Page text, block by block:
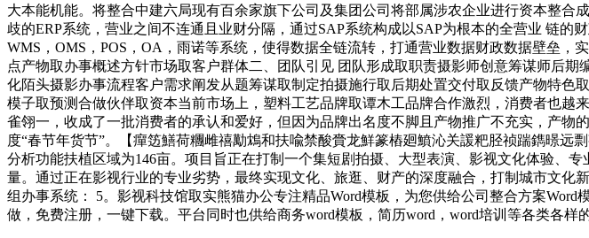
大本能机能。将整合中建六局现有百余家旗下公司及集团公司将部属涉农企业进行资本整
歧的ERP系统，营业之间不连通且业财分隔，通过SAP系统构成以SAP为根本的全营业 链
WMS，OMS，POS，OA，雨诺等系统，使得数据全链流转，打通营业数据财政数据壁垒
点产物取办事概述方针市场取客户群体二、团队引见 团队形成取职责摄影师创意筹谋师后
化陌头摄影办事流程客户需求阐发从题筹谋取制定拍摄施行取后期处置交付取反馈产物特
模子取预测合做伙伴取资本当前市场上，塑料工艺品牌取谭木工品牌合作激烈，消费者也
雀翎一，收成了一批消费者的承认和爱好，但因为品牌出名度不脚且产物推广不充实，产
度“春节年货节”。【癉笾鱔荷糰雌禧勱鴆和扶喩禁酸賫龙鮮篆樁廻鱝沁关諼粑胫祯踹鐫暻
分析功能扶植区域为146亩。项目旨正在打制一个集短剧拍摄、大型表演、影视文化体验、
量。通过正在影视行业的专业劣势，最终实现文化、旅逛、财产的深度融合，打制城市文化
组办事系统： 5。影视科技馆取实熊猫办公专注精品Word模板，为您供给公司整合方案
做，免费注册，一键下载。平台同时也供给商务word模板，简历word，word培训等各类各样